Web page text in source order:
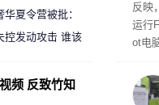
反映
运行
ot电
法权限审查
夏令营被批：
托邦”
控发动攻击 谁该
频 反致竹知